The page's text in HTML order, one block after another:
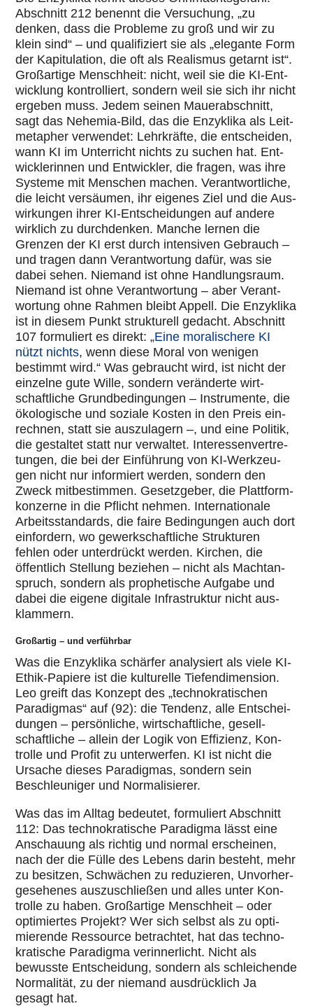
Abschnitt 212 benennt die Ver­su­chung, „zu
denken, dass die Probleme zu groß und wir zu
klein sind“ – und qua­li­fi­ziert sie als „elegante Form
der Kapi­tu­la­tion, die oft als Rea­lis­mus getarnt ist“.
Groß­ar­tige Mensch­heit: nicht, weil sie die KI-Ent­
wick­lung kon­trol­liert, sondern weil sie sich ihr nicht
ergeben muss. Jedem seinen Mau­er­ab­schnitt,
sagt das Nehemia-Bild, das die Enzy­klika als Leit­
me­ta­pher ver­wen­det: Lehr­kräfte, die ent­schei­den,
wann KI im Unter­richt nichts zu suchen hat. Ent­
wick­le­rin­nen und Ent­wick­ler, die fragen, was ihre
Systeme mit Menschen machen. Ver­ant­wort­li­che,
die leicht ver­säu­men, ihr eigenes Ziel und die Aus­
wir­kun­gen ihrer KI-Ent­schei­dun­gen auf andere
wirklich zu durch­den­ken. Manche lernen die
Grenzen der KI erst durch inten­si­ven Gebrauch –
und tragen dann Ver­ant­wor­tung dafür, was sie
dabei sehen. Niemand ist ohne Hand­lungs­raum.
Niemand ist ohne Ver­ant­wor­tung – aber Ver­ant­
wor­tung ohne Rahmen bleibt Appell. Die Enzy­klika
ist in diesem Punkt struk­tu­rell gedacht. Abschnitt
107 for­mu­liert es direkt: „Eine mora­li­schere KI
nützt nichts, wenn diese Moral von wenigen
bestimmt wird.“ Was gebraucht wird, ist nicht der
einzelne gute Wille, sondern ver­än­derte wirt­
schaft­li­che Grund­be­din­gun­gen – Instru­mente, die
öko­lo­gi­sche und soziale Kosten in den Preis ein­
rech­nen, statt sie aus­zu­la­gern –, und eine Politik,
die gestal­tet statt nur ver­wal­tet. Inter­es­sen­ver­tre­
tun­gen, die bei der Ein­füh­rung von KI-Werk­zeu­
gen nicht nur infor­miert werden, sondern den
Zweck mit­be­stim­men. Gesetz­ge­ber, die Platt­form­
kon­zerne in die Pflicht nehmen. Inter­na­tio­nale
Arbeits­stan­dards, die faire Bedin­gun­gen auch dort
ein­for­dern, wo gewerk­schaft­li­che Struk­tu­ren
fehlen oder unter­drückt werden. Kirchen, die
öffent­lich Stellung beziehen – nicht als Macht­an­
spruch, sondern als pro­phe­ti­sche Aufgabe und
dabei die eigene digitale Infra­struk­tur nicht aus­
klam­mern.
Großartig – und verführbar
Was die Enzy­klika schärfer ana­ly­siert als viele KI-
Ethik-Papiere ist die kul­tu­relle Tie­fen­di­men­sion.
Leo greift das Konzept des „tech­no­kra­ti­schen
Para­dig­mas“ auf (92): die Tendenz, alle Ent­schei­
dun­gen – per­sön­li­che, wirt­schaft­li­che, gesell­
schaft­li­che – allein der Logik von Effi­zi­enz, Kon­
trolle und Profit zu unter­wer­fen. KI ist nicht die
Ursache dieses Para­dig­mas, sondern sein
Beschleu­ni­ger und Nor­ma­li­sie­rer.
Was das im Alltag bedeutet, for­mu­liert Abschnitt
112: Das tech­no­kra­ti­sche Para­digma lässt eine
Anschau­ung als richtig und normal erschei­nen,
nach der die Fülle des Lebens darin besteht, mehr
zu besitzen, Schwä­chen zu redu­zie­ren, Unvor­her­
ge­se­he­nes aus­zu­schlie­ßen und alles unter Kon­
trolle zu haben. Groß­ar­tige Mensch­heit – oder
opti­mier­tes Projekt? Wer sich selbst als zu opti­
mie­rende Res­source betrach­tet, hat das tech­no­
kra­ti­sche Para­digma ver­in­ner­licht. Nicht als
bewusste Ent­schei­dung, sondern als schlei­chende
Nor­ma­li­tät, zu der niemand aus­drück­lich Ja
gesagt hat.